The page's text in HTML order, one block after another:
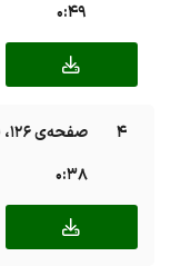
0:49
4
صفحه‌ی ۱۲۶، فایل صوتی Y02
0:38